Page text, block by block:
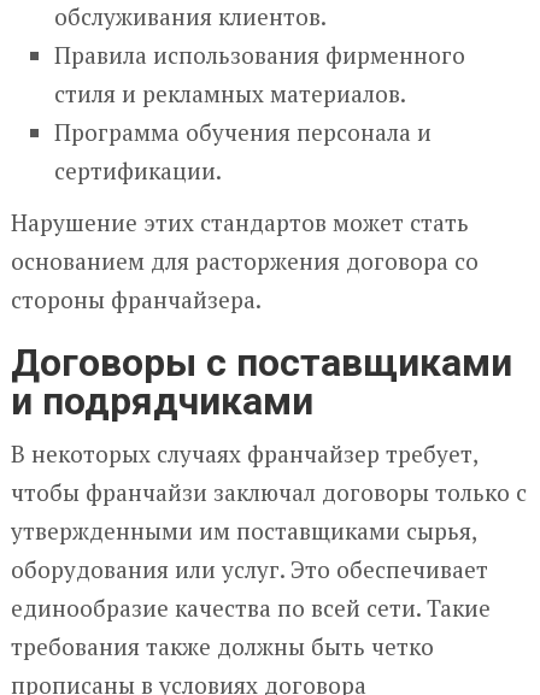
обслуживания клиентов.
Правила использования фирменного
стиля и рекламных материалов.
Программа обучения персонала и
сертификации.
Нарушение этих стандартов может стать
основанием для расторжения договора со
стороны франчайзера.
Договоры с поставщиками
и подрядчиками
В некоторых случаях франчайзер требует,
чтобы франчайзи заключал договоры только с
утвержденными им поставщиками сырья,
оборудования или услуг. Это обеспечивает
единообразие качества по всей сети. Такие
требования также должны быть четко
прописаны в условиях договора